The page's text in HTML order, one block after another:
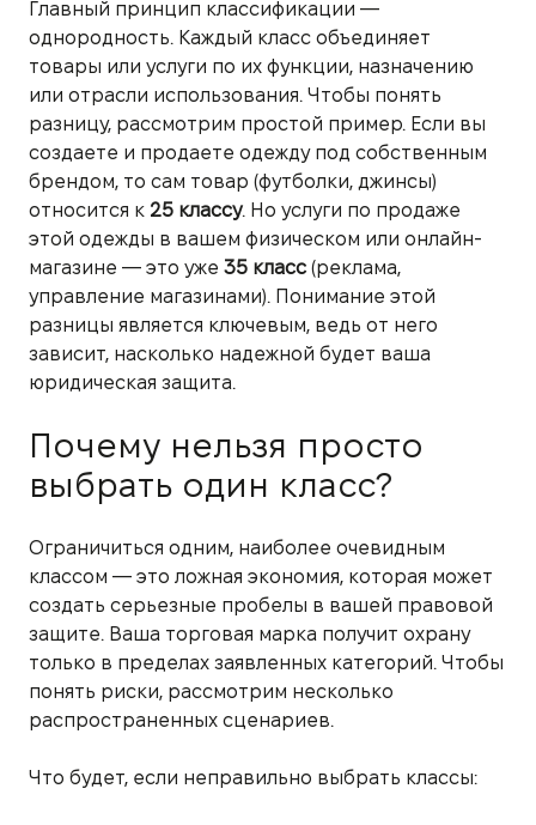
Главный принцип классификации —
однородность. Каждый класс объединяет
товары или услуги по их функции, назначению
или отрасли использования. Чтобы понять
разницу, рассмотрим простой пример. Если вы
создаете и продаете одежду под собственным
брендом, то сам товар (футболки, джинсы)
относится к 25 классу. Но услуги по продаже
этой одежды в вашем физическом или онлайн-
магазине — это уже 35 класс (реклама,
управление магазинами). Понимание этой
разницы является ключевым, ведь от него
зависит, насколько надежной будет ваша
юридическая защита.
Почему нельзя просто
выбрать один класс?
Ограничиться одним, наиболее очевидным
классом — это ложная экономия, которая может
создать серьезные пробелы в вашей правовой
защите. Ваша торговая марка получит охрану
только в пределах заявленных категорий. Чтобы
понять риски, рассмотрим несколько
распространенных сценариев.
Что будет, если неправильно выбрать классы: